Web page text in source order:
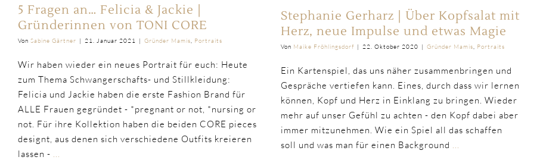
5 Fragen an… Felicia & Jackie |
Gründerinnen von TONI CORE
Von Sabine Gärtner | 21. Januar 2021 | Gründer Mamis Portraits
Wir haben wieder ein neues Portrait für euch: Heute
zum Thema Schwangerschafts- und Stillkleidung:
Felicia und Jackie haben die erste Fashion Brand für
ALLE Frauen gegründet - *pregnant or not, *nursing or
not. Für ihre Kollektion haben die beiden CORE pieces
designt, aus denen sich verschiedene Outfits kreieren
lassen -
Stephanie Gerharz | Über Kopfsalat mit
Herz, neue Impulse und etwas Magie
Von Maike Fröhlingsdorf | 22. Oktober 2020 | Gründer Mamis Portraits
Ein Kartenspiel, das uns näher zusammenbringen und
Gespräche vertiefen kann. Eines, durch dass wir lernen
können, Kopf und Herz in Einklang zu bringen. Wieder
mehr auf unser Gefühl zu achten - den Kopf dabei aber
immer mitzunehmen. Wie ein Spiel all das schaffen
soll und was man für einen Background